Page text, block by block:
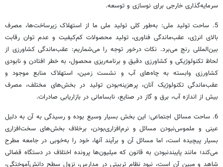
سرمایه‌گذاری خارجی برای نوسازی و توسعه.
5. ساحت تولید ملی: به‌طور کلی تولید ملی ما از استهلاک زیرساخت‌ها، مصرف
بالای انرژی، عقب‌ماندگی فناوری، تولید محصولات کم‌کیفیت و عدم توان رقابت
بین‌المللی رنج می‌برد. نکات درخور توجه را می‌شماریم: عقب‌ماندگی کشاورزی از
لحاظ تکنولوژیکی و کشاورزی دقیق و برنامه‌ریزی محصول، به خطر افتادن و نابودی
کشاورزی وابسته به چاه‌های آب و نشست زمین، استهلاک منابع موجود و
عقب‌ماندگی تکنولوژیک آنان، پرهزینه‌بودن تولید در بخش‌های مختلف، مصرف
بیش از اندازه آب، برق و گاز در صنایع، نابسامانی در بازاریابی صادرات.
6. ساحت مسائل اجتماعی: این بخش بسیار وسیع بوده و رسیدگی به آن به دلیل
عینی و ملموس‌نبودن مسائل و نرم‌افزاری‌بودن، برخلاف بخش‌های سخت‌افزاری
بسیار پیچیده است، اما مسائل آن و برآیند آنها، خود را به‌خوبی در جامعه مطرح
می‌کند؛ مانند پایبندنبودن به قانون که میلیون‌ها پرونده اختلاف در دستگاه قضائی
شاهد و مبین آن است، نبود نظام تربیتی در مدارس، نزول سطح دانش‌آموختگی،